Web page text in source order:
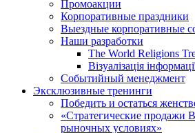
Промоакции
Корпоративные праздники
Выездные корпоративные
Наши разработки
The World Religions
Візуалізація
Событийный менеджмент
Эксклюзивные тренинги
Победить и остаться
«Стратегические
рыночных условиях»